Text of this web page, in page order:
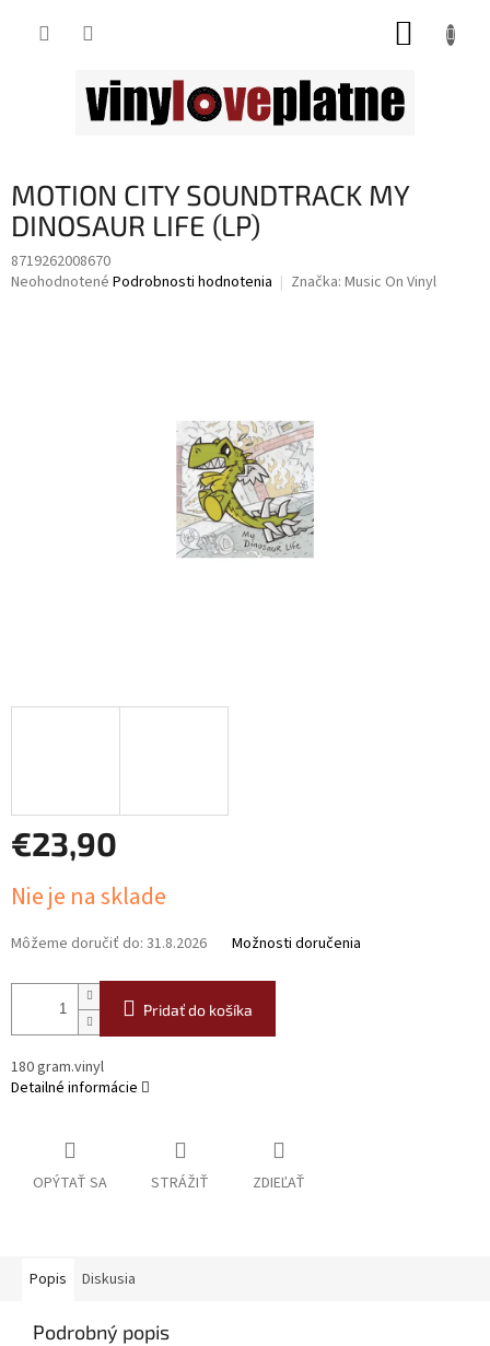
MOTION CITY SOUNDTRACK MY
DINOSAUR LIFE (LP)
8719262008670
Priemerné
Neohodnotené Podrobnosti hodnotenia Značka: Music On Vinyl
€23,90
cena:
Nie je na sklade
Môžeme doručiť do: 31.8.2026 Možnosti doručenia
Pridať do košíka
180 gram.vinyl
Detailné informácie
OPÝTAŤ SA STRÁŽIŤ ZDIEĽAŤ
Popis Diskusia
Podrobný popis